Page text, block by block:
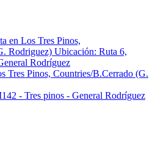
Tres Pinos, Countries/B.Cerrado (G.
- Tres pinos - General Rodríguez